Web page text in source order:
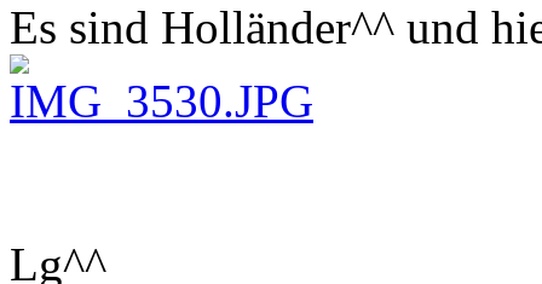
Es sind Holländer^^ und
Lg^^